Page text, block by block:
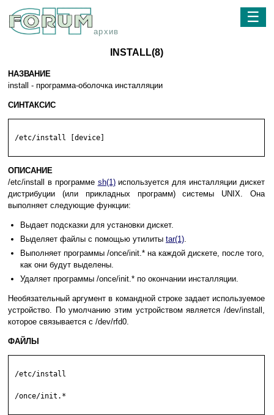
архив
☰
INSTALL(8)
НАЗВАНИЕ
install - программа-оболочка инсталляции
СИНТАКСИС
/etc/install [device]
ОПИСАНИЕ
/etc/install в программе sh(1)используется для инсталляции дискет
дистрибуции (или прикладных программ) системы UNIX. Она
выполняет следующие функции:
Выдает подсказки для установки дискет.
Выделяет файлы с помощью утилиты tar(1).
Выполняет программы /once/init.* на каждой дискете, после того,
как они будут выделены.
Удаляет программы /once/init.* по окончании инсталляции.
Необязательный аргумент в командной строке задает используемое
устройство. По умолчанию этим устройством является /dev/install,
которое связывается с /dev/rfd0.
ФАЙЛЫ
/etc/install
/once/init.*